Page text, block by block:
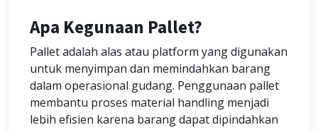
Apa Kegunaan Pallet?
Pallet adalah alas atau platform yang digunakan
untuk menyimpan dan memindahkan barang
dalam operasional gudang. Penggunaan pallet
membantu proses material handling menjadi
lebih efisien karena barang dapat dipindahkan